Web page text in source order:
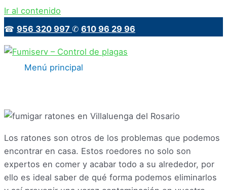
Ir al contenido
☎ 956 320 997 ✆ 610 96 29 96
Menú principal
Los ratones son otros de los problemas que podemos
encontrar en casa. Estos roedores no solo son
expertos en comer y acabar todo a su alrededor, por
ello es ideal saber de qué forma podemos eliminarlos